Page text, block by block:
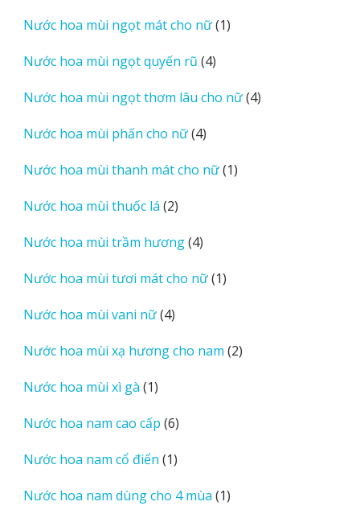
phẩm
Nước hoa mùi ngọt mát cho nữ 11
Nước hoa mùi ngọt quyến rũ 44
phẩm
Nước hoa mùi ngọt thơm lâu cho nữ 44
Nước hoa mùi phấn cho nữ 44
phẩm
Nước hoa mùi thanh mát cho nữ 11
Nước hoa mùi thuốc lá 22
phẩm
Nước hoa mùi trầm hương 44
phẩm
Nước hoa mùi tươi mát cho nữ 11
Nước hoa mùi vani nữ 44
phẩm
Nước hoa mùi xạ hương cho nam 22
Nước hoa mùi xì gà 11
phẩm
Nước hoa nam cao cấp 66
phẩm
Nước hoa nam cổ điển 11
phẩm
Nước hoa nam dùng cho 4 mùa 11